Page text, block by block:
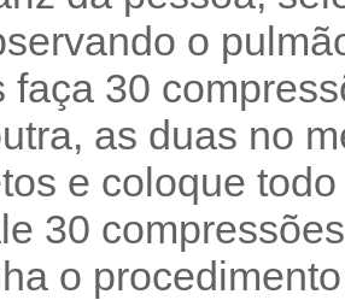
o
faça 30
as duas no
e coloque
30
o